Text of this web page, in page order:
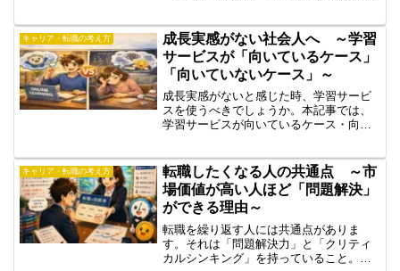
トを紹介します。
キャリア・転職の考え方
成長実感がない社会人へ ～学習
サービスが「向いているケース」
「向いていないケース」～
成長実感がないと感じた時、学習サービ
スを使うべきでしょうか。本記事では、
学習サービスが向いているケース・向い
す。サービスの活用視点も紹介。
キャリア・転職の考え方
転職したくなる人の共通点 ～市
場価値が高い人ほど「問題解決」
ができる理由～
転職を繰り返す人には共通点がありま
す。それは「問題解決力」と「クリティ
カルシンキング」を持っていること。本